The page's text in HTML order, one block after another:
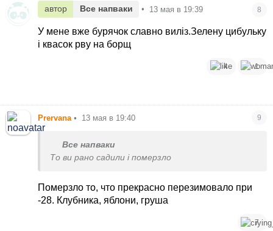
автор Все напваки • 13 мая в 19:39 8
У мене вже бурячок славно виліз.Зелену цибульку
і квасок рву на борщ
4 1
Prervana • 13 мая в 19:40 9
Все напваки
То ви рано садили і померзло
Померзло то, что прекрасно перезимовало при
-28. Клубника, яблони, груша
7